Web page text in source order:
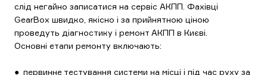
слід негайно записатися на сервіс АКПП. Фахівці
GearBox швидко, якісно і за прийнятною ціною
проведуть діагностику і ремонт АКПП в Києві.
Основні етапи ремонту включають:
● первинне тестування системи на місці і під час руху за